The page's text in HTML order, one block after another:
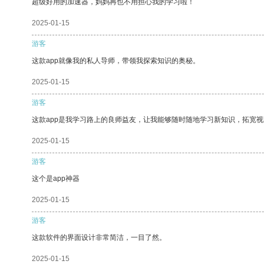
超级好用的加速器，妈妈再也不用担心我的学习啦！
2025-01-15
游客
这款app就像我的私人导师，带领我探索知识的奥秘。
2025-01-15
游客
这款app是我学习路上的良师益友，让我能够随时随地学习新知识，拓宽
2025-01-15
游客
这个是app神器
2025-01-15
游客
这款软件的界面设计非常简洁，一目了然。
2025-01-15